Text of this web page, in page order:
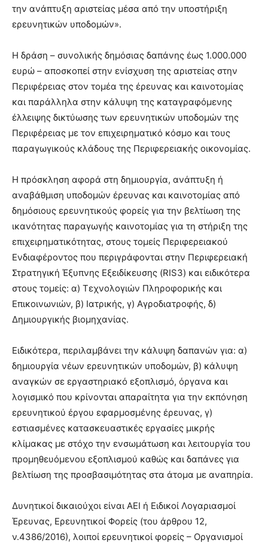
την ανάπτυξη αριστείας μέσα από την υποστήριξη
ερευνητικών υποδομών».
Η δράση – συνολικής δημόσιας δαπάνης έως 1.000.000
ευρώ – αποσκοπεί στην ενίσχυση της αριστείας στην
Περιφέρειας στον τομέα της έρευνας και καινοτομίας
και παράλληλα στην κάλυψη της καταγραφόμενης
έλλειψης δικτύωσης των ερευνητικών υποδομών της
Περιφέρειας με τον επιχειρηματικό κόσμο και τους
παραγωγικούς κλάδους της Περιφερειακής οικονομίας.
Η πρόσκληση αφορά στη δημιουργία, ανάπτυξη ή
αναβάθμιση υποδομών έρευνας και καινοτομίας από
δημόσιους ερευνητικούς φορείς για την βελτίωση της
ικανότητας παραγωγής καινοτομίας για τη στήριξη της
επιχειρηματικότητας, στους τομείς Περιφερειακού
Ενδιαφέροντος που περιγράφονται στην Περιφερειακή
Στρατηγική Έξυπνης Εξειδίκευσης (RIS3) και ειδικότερα
στους τομείς: α) Τεχνολογιών Πληροφορικής και
Επικοινωνιών, β) Ιατρικής, γ) Αγροδιατροφής, δ)
Δημιουργικής βιομηχανίας.
Ειδικότερα, περιλαμβάνει την κάλυψη δαπανών για: α)
δημιουργία νέων ερευνητικών υποδομών, β) κάλυψη
αναγκών σε εργαστηριακό εξοπλισμό, όργανα και
λογισμικό που κρίνονται απαραίτητα για την εκπόνηση
ερευνητικού έργου εφαρμοσμένης έρευνας, γ)
εστιασμένες κατασκευαστικές εργασίες μικρής
κλίμακας με στόχο την ενσωμάτωση και λειτουργία του
προμηθευόμενου εξοπλισμού καθώς και δαπάνες για
βελτίωση της προσβασιμότητας στα άτομα με αναπηρία.
Δυνητικοί δικαιούχοι είναι ΑΕΙ ή Ειδικοί Λογαριασμοί
Έρευνας, Ερευνητικοί Φορείς (του άρθρου 12,
ν.4386/2016), λοιποί ερευνητικοί φορείς – Οργανισμοί